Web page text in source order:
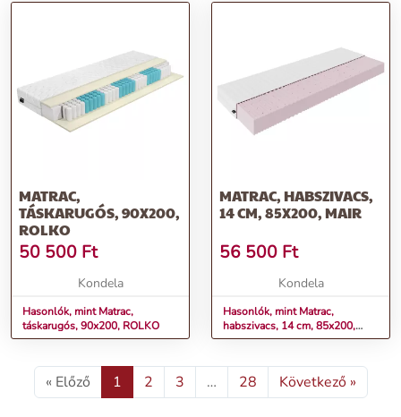
MATRAC,
TÁSKARUGÓS, 90X200,
ROLKO
50 500 Ft
Kondela
Hasonlók, mint Matrac,
táskarugós, 90x200, ROLKO
MATRAC, HABSZIVACS,
14 CM, 85X200, MAIR
56 500 Ft
Kondela
Hasonlók, mint Matrac,
habszivacs, 14 cm, 85x200,
MAIR
« Előző 1 2 3 … 28 Következő »